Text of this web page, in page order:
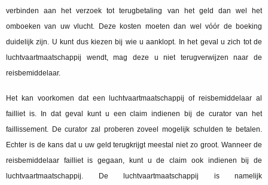
verbinden aan het verzoek tot terugbetaling van het geld dan wel het
omboeken van uw vlucht. Deze kosten moeten dan wel vóór de boeking
duidelijk zijn. U kunt dus kiezen bij wie u aanklopt. In het geval u zich tot de
luchtvaartmaatschappij wendt, mag deze u niet terugverwijzen naar de
reisbemiddelaar.
Het kan voorkomen dat een luchtvaartmaatschappij of reisbemiddelaar al
failliet is. In dat geval kunt u een claim indienen bij de curator van het
faillissement. De curator zal proberen zoveel mogelijk schulden te betalen.
Echter is de kans dat u uw geld terugkrijgt meestal niet zo groot. Wanneer de
reisbemiddelaar failliet is gegaan, kunt u de claim ook indienen bij de
luchtvaartmaatschappij. De luchtvaartmaatschappij is namelijk